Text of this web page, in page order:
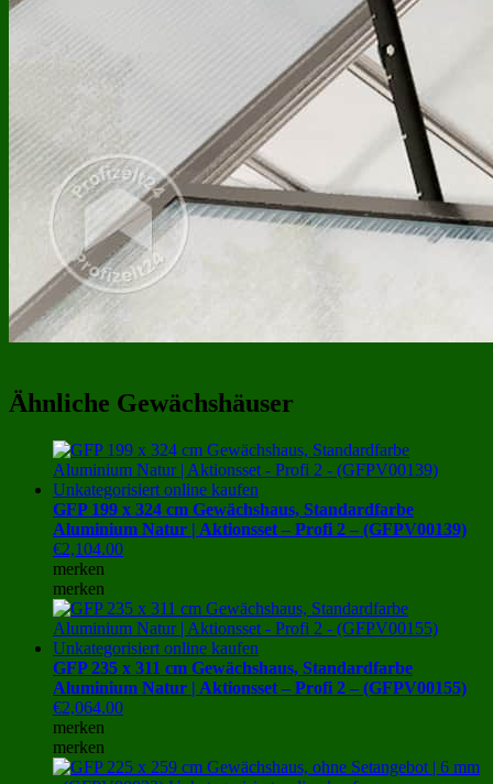
Ähnliche Gewächshäuser
GFP 199 x 324 cm Gewächshaus, Standardfarbe
Aluminium Natur | Aktionsset – Profi 2 – (GFPV00139)
€2,104.00
merken
merken
GFP 235 x 311 cm Gewächshaus, Standardfarbe
Aluminium Natur | Aktionsset – Profi 2 – (GFPV00155)
€2,064.00
merken
merken